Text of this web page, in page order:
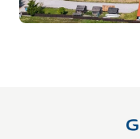
Parking Voitures